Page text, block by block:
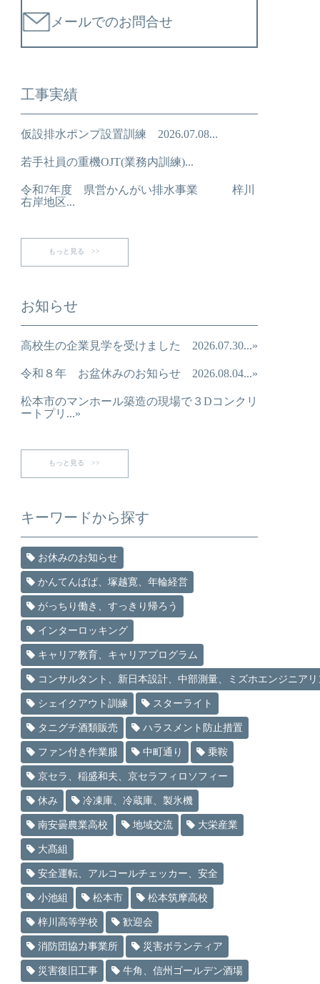
メールでのお問合せ
工事実績
仮設排水ポンプ設置訓練 2026.07.08...
若手社員の重機OJT(業務内訓練)...
令和7年度 県営かんがい排水事業 梓川
右岸地区...
もっと見る >>
お知らせ
高校生の企業見学を受けました 2026.07.30...»
令和８年 お盆休みのお知らせ 2026.08.04...»
松本市のマンホール築造の現場で３Dコンクリ
ートプリ...»
もっと見る >>
キーワードから探す
お休みのお知らせ
かんてんぱぱ、塚越寛、年輪経営
がっちり働き、すっきり帰ろう
インターロッキング
キャリア教育、キャリアプログラム
コンサルタント、新日本設計、中部測量、ミズホエンジニアリ
シェイクアウト訓練 スターライト
タニグチ酒類販売 ハラスメント防止措置
ファン付き作業服 中町通り 乗鞍
京セラ、稲盛和夫、京セラフィロソフィー
休み 冷凍庫、冷蔵庫、製氷機
南安曇農業高校 地域交流 大栄産業
大髙組
安全運転、アルコールチェッカー、安全
小池組 松本市 松本筑摩高校
梓川高等学校 歓迎会
消防団協力事業所 災害ボランティア
災害復旧工事 牛角、信州ゴールデン酒場